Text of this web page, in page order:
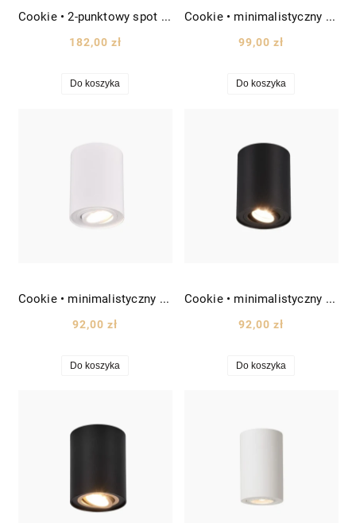
Cookie • 2-punktowy spot sufitowy tuba wys. 12,5cm czarny
182,00 zł
Do koszyka
Cookie • minimalistyczny spot sufitowy tuba czarna oprawa obręcz wys. 12,5cm biały/czarny
99,00 zł
Do koszyka
Cookie • minimalistyczny spot sufitowy tuba wys. 12,5cm biały
92,00 zł
Do koszyka
Cookie • minimalistyczny spot sufitowy tuba wys. 12,5cm czarny
92,00 zł
Do koszyka